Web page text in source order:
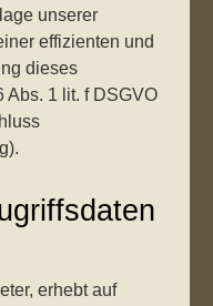
unserer
effizienten und
dieses
Abs. 1 lit. f DSGVO
erhebt auf